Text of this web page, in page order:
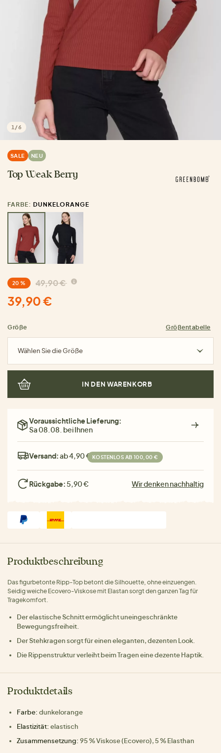
1 /6
SALE NEU
Top Weak Berry
FARBE: DUNKELORANGE
20 % 49,90 €
39,90 €
Größe Größentabelle
Wählen Sie die Größe
IN DEN WARENKORB
Voraussichtliche Lieferung:
Sa 08.08. bei Ihnen
Versand:ab 4,90 € KOSTENLOS AB 100,00 €
Rückgabe: 5,90 € Wir denken nachhaltig
Produktbeschreibung
Das figurbetonte Ripp-Top betont die Silhouette, ohne einzuengen.
Seidig weiche Ecovero-Viskose mit Elastan sorgt den ganzen Tag für
Tragekomfort.
Der elastische Schnitt ermöglicht uneingeschränkte
Bewegungsfreiheit.
Der Stehkragen sorgt für einen eleganten, dezenten Look.
Die Rippenstruktur verleiht beim Tragen eine dezente Haptik.
Produktdetails
Farbe: dunkelorange
Elastizität: elastisch
Zusammensetzung: 95 % Viskose (Ecovero), 5 % Elasthan